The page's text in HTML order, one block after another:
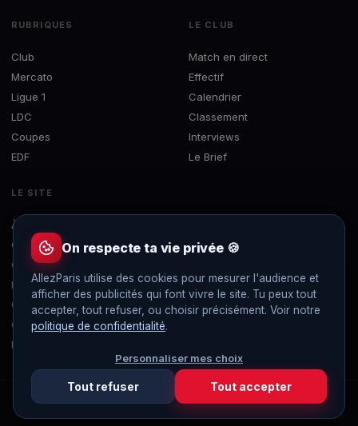
RUBRIQUES
Club
Mercato
Ligue 1
LDC
Coupes
EDF
LE CLUB
Match en direct
Effectif
Calendrier
Classement
Interviews
Le Brief
LE SITE
À propos
Concours
Contact
Mentions légales
Confidentialité
Gérer les cookies
Flux RSS
© 2019-2026 AllezParis — Tous droits réservés
Site 100% indépendant et sans publicité, non affilié au Paris Saint-Germain
On respecte ta vie privée 🍪
AllezParis utilise des cookies pour mesurer l'audience et
afficher des publicités qui font vivre le site. Tu peux tout
accepter, tout refuser, ou choisir précisément. Voir notre
politique de confidentialité.
Personnaliser mes choix
Tout refuser Tout accepter